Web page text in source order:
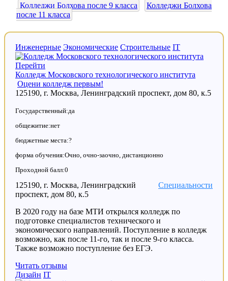
Колледжи Болхова после 9 класса
Колледжи Болхова
после 11 класса
Инженерные Экономические Строительные IT
Перейти
Колледж Московского технологического института
Оцени колледж первым!
125190, г. Москва, Ленинградский проспект, дом 80, к.5
Государственный:да
общежитие:нет
бюджетные места:?
форма обучения:Очно, очно-заочно, дистанционно
Проходной балл:0
Специальности
125190, г. Москва, Ленинградский
проспект, дом 80, к.5
В 2020 году на базе МТИ открылся колледж по
подготовке специалистов технического и
экономического направлений. Поступление в колледж
возможно, как после 11-го, так и после 9-го класса.
Также возможно поступление без ЕГЭ.
Читать отзывы
Дизайн IT